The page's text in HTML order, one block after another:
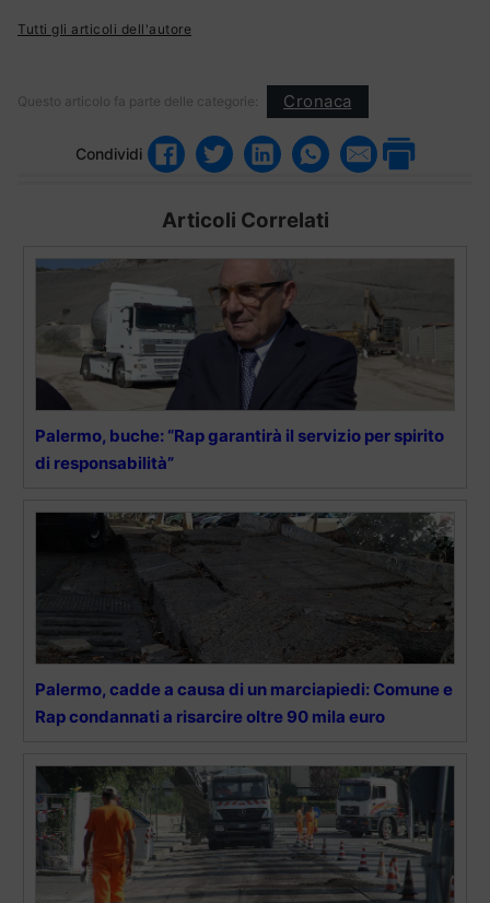
Tutti gli articoli dell'autore
Questo articolo fa parte delle categorie: Cronaca
Condividi
Articoli Correlati
Palermo, buche: “Rap garantirà il servizio per spirito
di responsabilità”
Palermo, cadde a causa di un marciapiedi: Comune e
Rap condannati a risarcire oltre 90 mila euro